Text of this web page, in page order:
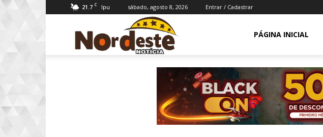
21.7 C Ipu sábado, agosto 8, 2026 Entrar / Cadastrar
Notícia
PÁGINA INICIAL